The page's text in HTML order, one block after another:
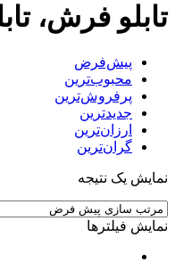
تابلو فرش،
پیش‌فرض
محبوب‌ترین
پرفروش‌ترین
جدیدترین
ارزان‌ترین
گران‌ترین
نمایش یک نتیجه
نمایش فیلترها